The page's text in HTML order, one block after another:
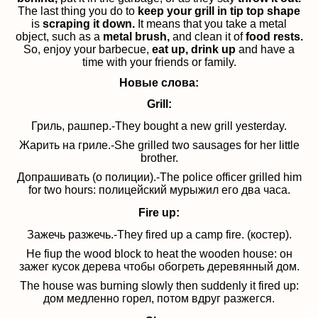
The last thing you do to keep your grill in tip top shape
is scraping it down. It means that you take a metal
object, such as a metal brush,and clean it offood rests.
So, enjoy your barbecue, eat up, drink up and have a
time with your friends or family.
Новые слова:
Grill:
Гриль, рашпер.-They bought a new grill yesterday.
Жарить на гриле.-She grilled two sausages for her little
brother.
Допрашивать (о полиции).-The police officer grilled him
for two hours: полицейский мурыжил его два часа.
Fire up:
Зажечь разжечь.-They fired up a camp fire. (костер).
He fiup the wood block to heat the wooden house: он
зажег кусок дерева чтобы обогреть деревянный дом.
The house was burning slowly then suddenly it fired up:
дом медленно горел, потом вдруг разжегся.